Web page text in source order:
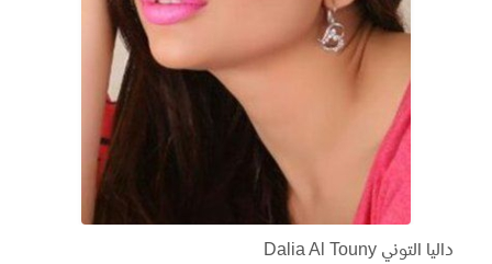
داليا التوني Dalia Al Touny